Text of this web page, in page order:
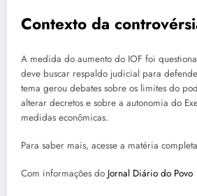
Contexto da
A medida do aumento do IOF foi
deve buscar respaldo judicial para
tema gerou debates sobre os limites do
alterar decretos e sobre a autonomia do
medidas econômicas.
Para saber mais, acesse a matéria
Com informações do Jornal Diário do Povo